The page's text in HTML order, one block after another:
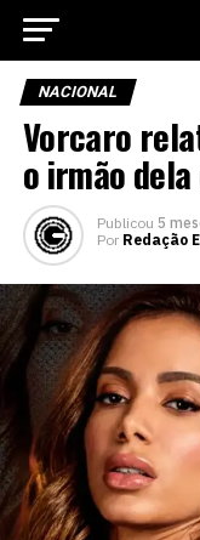
NACIONAL
Vorcaro
o irmão
Publicou 5
Por Redação